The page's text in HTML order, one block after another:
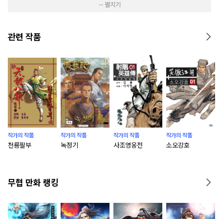
··· 펼치기
관련 작품
작가의 작품
천룡팔부
작가의 작품
녹정기
작가의 작품
사조영웅전
작가의 작품
소오강호
무협 만화 랭킹